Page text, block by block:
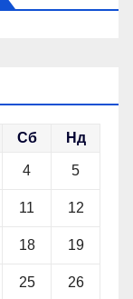
Сб Нд
4 5
11 12
18 19
25 26